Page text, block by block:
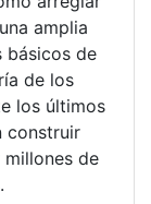
amplia
básicos de
de los
los últimos
construir
de